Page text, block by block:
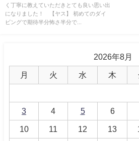
く丁寧に教えていただきとても良い思い出
になりました！ 【ヤス】 初めてのダイ
ビングで期待半分怖さ半分で...
2026年8月
月 火 水 木
3 4 5 6
10 11 12 13